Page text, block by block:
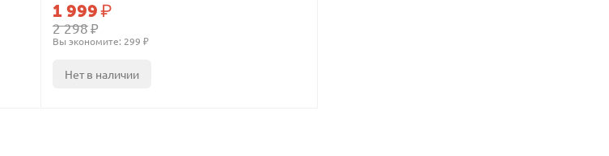
2 298₽
1 999₽
Вы экономите: 299 ₽
Нет в наличии